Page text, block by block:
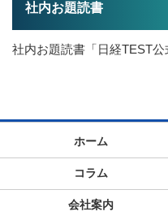
社内お題読書
社内お題読書「日経TEST
ホーム
コラム
会社案内